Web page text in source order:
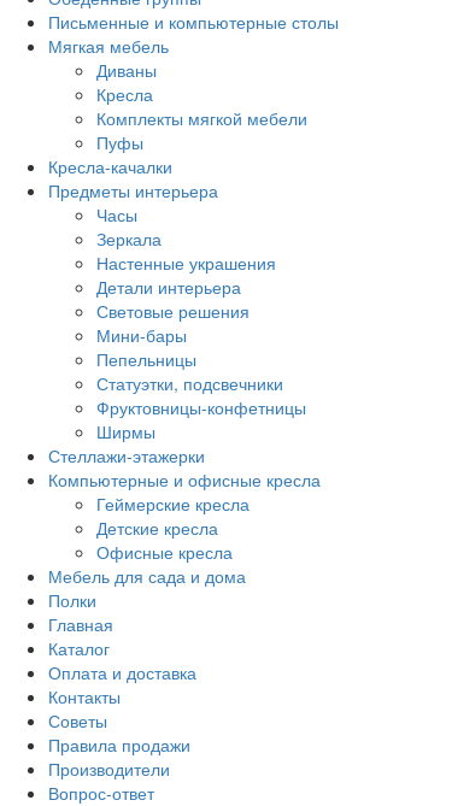
Письменные и компьютерные столы
Мягкая мебель
Диваны
Кресла
Комплекты мягкой мебели
Пуфы
Кресла-качалки
Предметы интерьера
Часы
Зеркала
Настенные украшения
Детали интерьера
Световые решения
Мини-бары
Пепельницы
Статуэтки, подсвечники
Фруктовницы-конфетницы
Ширмы
Стеллажи-этажерки
Компьютерные и офисные кресла
Геймерские кресла
Детские кресла
Офисные кресла
Мебель для сада и дома
Полки
Главная
Каталог
Оплата и доставка
Контакты
Советы
Правила продажи
Производители
Вопрос-ответ